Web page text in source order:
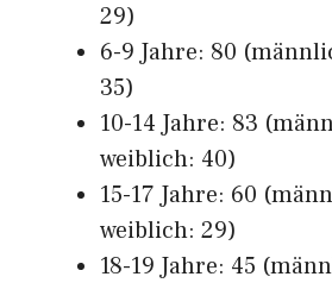
29)
6-9 Jahre: 80
35)
10-14 Jahre: 83
weiblich: 40)
15-17 Jahre: 60
weiblich: 29)
18-19 Jahre: 45